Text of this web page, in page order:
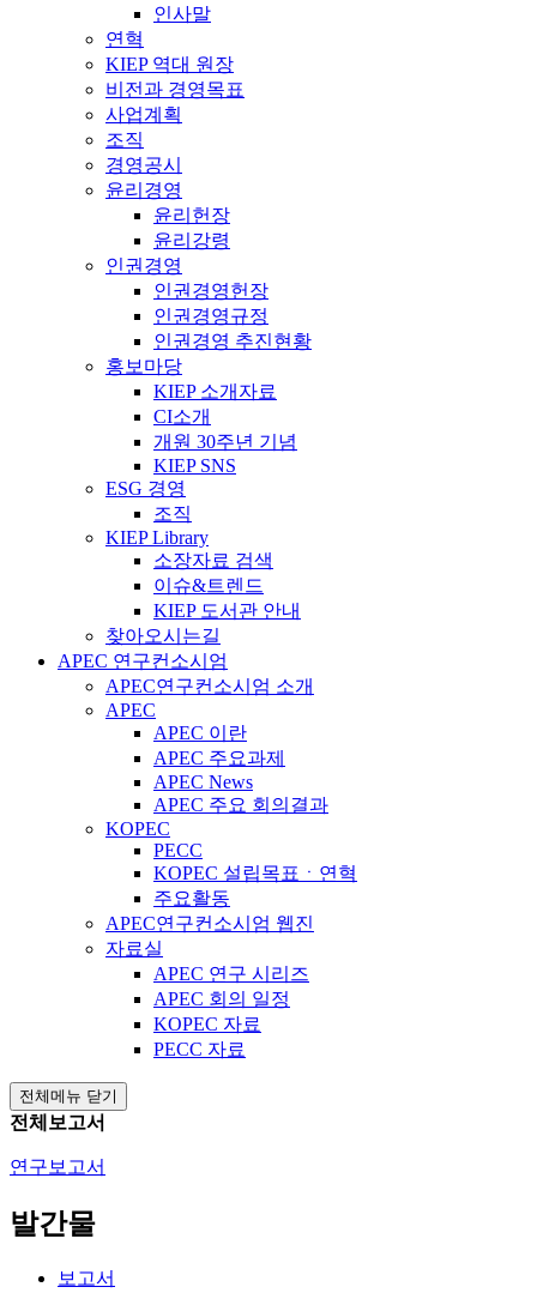
인사말
연혁
KIEP 역대 원장
비전과 경영목표
사업계획
조직
경영공시
윤리경영
윤리헌장
윤리강령
인권경영
인권경영헌장
인권경영규정
인권경영 추진현황
홍보마당
KIEP 소개자료
CI소개
개원 30주년 기념
KIEP SNS
ESG 경영
조직
KIEP Library
소장자료 검색
이슈&트렌드
KIEP 도서관 안내
찾아오시는길
APEC 연구컨소시엄
APEC연구컨소시엄 소개
APEC
APEC 이란
APEC 주요과제
APEC News
APEC 주요 회의결과
KOPEC
PECC
KOPEC 설립목표ㆍ연혁
주요활동
APEC연구컨소시엄 웹진
자료실
APEC 연구 시리즈
APEC 회의 일정
KOPEC 자료
PECC 자료
전체메뉴 닫기
전체보고서
연구보고서
발간물
보고서